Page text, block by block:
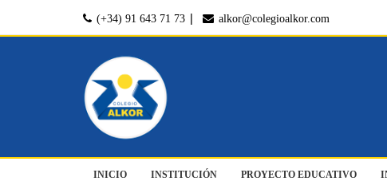
(+34) 91 643 71 73 | alkor@colegioalkor.com
INICIO INSTITUCIÓN PROYECTO EDUCATIVO